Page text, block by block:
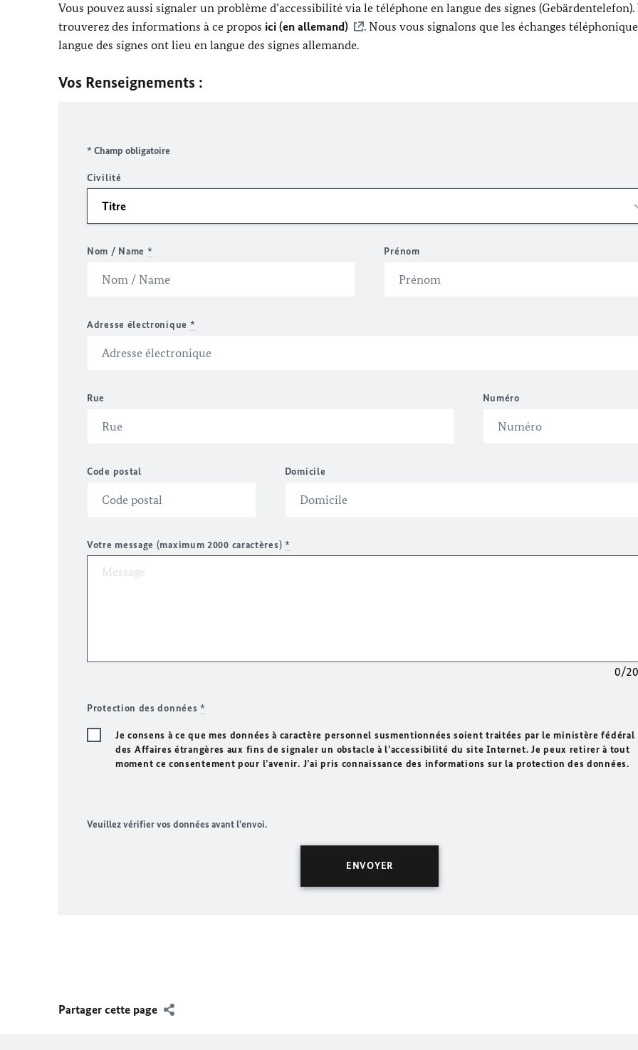
Vous pouvez aussi signaler un problème d’accessibilité via le téléphone en langue des signes (Gebärdentelefon).
trouverez des informations à ce propos ici (en allemand)
. Nous vous signalons que les échanges
langue des signes ont lieu en langue des signes allemande.
Vos Renseignements :
* Champ obligatoire
Civilité
Nom / Name * Prénom
Adresse électronique *
Rue Numéro
Code postal Domicile
Votre message (maximum 2000 caractères) *
0/
Protection des données*
Je consens à ce que mes données à caractère personnel susmentionnées soient traitées par le ministère fédéral
des Affaires étrangères aux fins de signaler un obstacle à l’accessibilité du site Internet. Je peux retirer à tout
moment ce consentement pour l’avenir. J’ai pris connaissance des informations sur la protection des données.
Veuillez vérifier vos données avant l'envoi.
Partager cette page